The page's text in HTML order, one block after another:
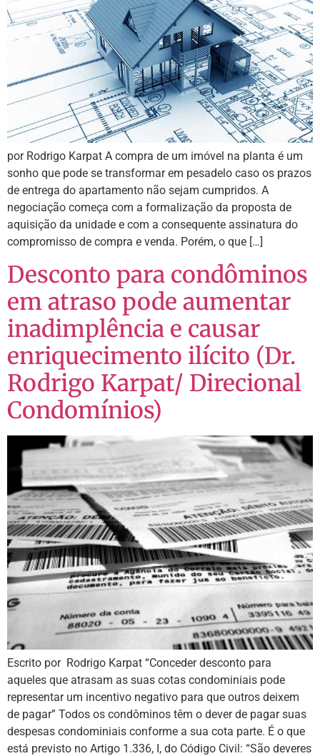
por Rodrigo Karpat A compra de um imóvel na planta é um
sonho que pode se transformar em pesadelo caso os prazos
de entrega do apartamento não sejam cumpridos. A
negociação começa com a formalização da proposta de
aquisição da unidade e com a consequente assinatura do
compromisso de compra e venda. Porém, o que […]
Desconto para condôminos
em atraso pode aumentar
inadimplência e causar
enriquecimento ilícito (Dr.
Rodrigo Karpat/ Direcional
Condomínios)
Escrito por Rodrigo Karpat “Conceder desconto para
aqueles que atrasam as suas cotas condominiais pode
representar um incentivo negativo para que outros deixem
de pagar” Todos os condôminos têm o dever de pagar suas
despesas condominiais conforme a sua cota parte. É o que
está previsto no Artigo 1.336, I, do Código Civil: “São deveres